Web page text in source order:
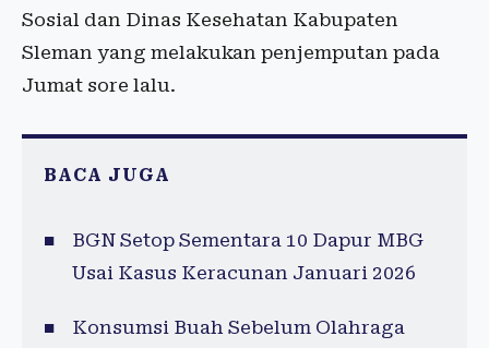
Sosial dan Dinas Kesehatan Kabupaten
Sleman yang melakukan penjemputan pada
Jumat sore lalu.
BACA JUGA
BGN Setop Sementara 10 Dapur MBG
Usai Kasus Keracunan Januari 2026
Konsumsi Buah Sebelum Olahraga